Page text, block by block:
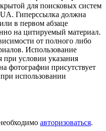
для поисковых систем
Гиперссылка должна
в первом абзаце
на цитируемый материал.
от полного либо
Использование
при условии указания
фотографии присутствует
использовании
авторизоваться.